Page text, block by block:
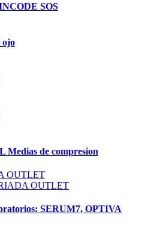
SOS
ojo
Medias de compresion
OUTLET
OUTLET
SERUM7, OPTIVA